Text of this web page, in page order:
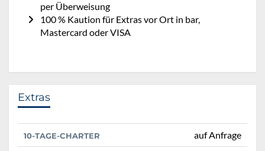
per Überweisung
100 % Kaution für Extras vor Ort in bar,
Mastercard oder VISA
Extras
10-TAGE-CHARTER auf Anfrage